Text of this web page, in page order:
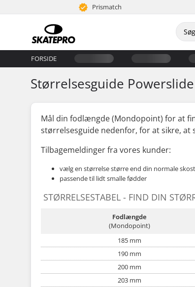
Prismatch
FORSIDE
Størrelsesguide
Mål din fodlængde (Mondopoint) for at
størrelsesguide nedenfor, for at sikre, at
Tilbagemeldinger fra vores kunder:
vælg en størrelse større end din normale
passende til lidt smalle fødder
STØRRELSESTABEL - FIND DIN
Fodlængde
(Mondopoint)
185 mm
190 mm
200 mm
203 mm